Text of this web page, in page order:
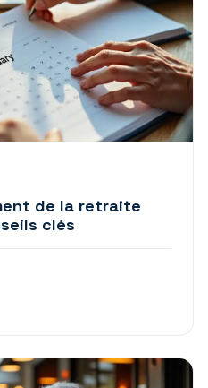
de la retraite
clés